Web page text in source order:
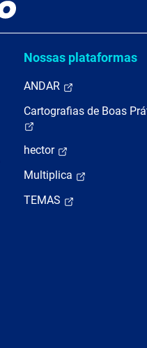
Nossas plataformas
ANDAR
Cartografias de Boas
hector
Multiplica
TEMAS